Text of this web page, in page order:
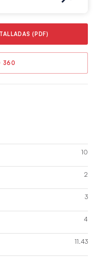
(PDF)
360
10
2
3
4
11.43